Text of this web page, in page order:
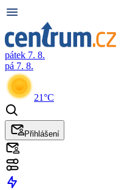
pátek 7. 8.
pá 7. 8.
21°C
Přihlášení